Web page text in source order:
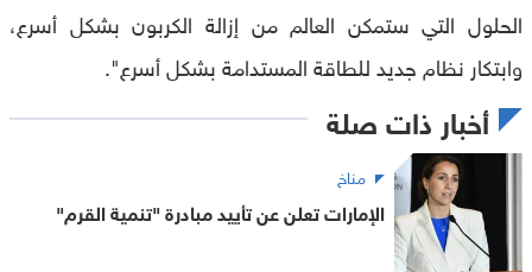
الحلول التي ستمكن العالم من إزالة الكربون بشكل أسرع،
وابتكار نظام جديد للطاقة المستدامة بشكل أسرع".
أخبار ذات صلة
مناخ
الإمارات تعلن عن تأييد مبادرة "تنمية القرم"